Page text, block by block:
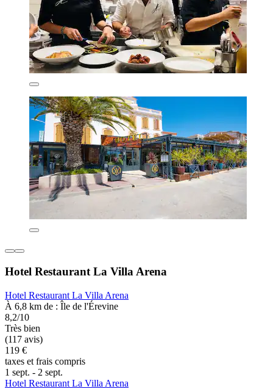
Hotel Restaurant La Villa Arena
Hotel Restaurant La Villa Arena
À 6,8 km de : Île de l'Érevine
8,2/10
Très bien
(117 avis)
119 €
taxes et frais compris
1 sept. - 2 sept.
Hotel Restaurant La Villa Arena